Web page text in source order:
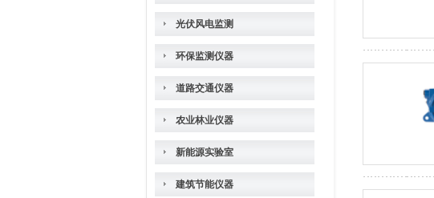
光伏风电监测
环保监测仪器
道路交通仪器
农业林业仪器
新能源实验室
建筑节能仪器